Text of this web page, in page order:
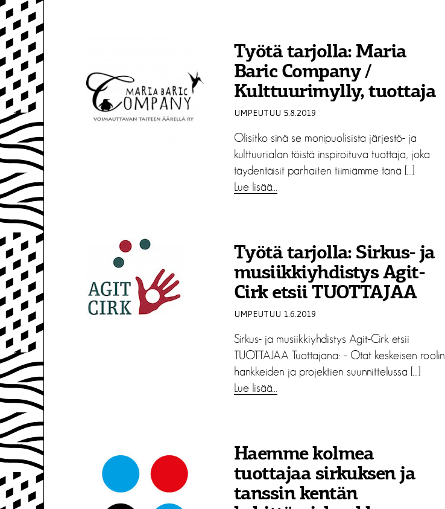
Työtä tarjolla: Maria
Baric Company /
Kulttuurimylly, tuottaja
UMPEUTUU 5.8.2019
Olisitko sinä se monipuolisista järjestö- ja
kulttuurialan töistä inspiroituva tuottaja, joka
täydentäisit parhaiten tiimiämme tänä […]
Lue lisää…
Työtä tarjolla: Sirkus- ja
musiikkiyhdistys Agit-
Cirk etsii TUOTTAJAA
UMPEUTUU 1.6.2019
Sirkus- ja musiikkiyhdistys Agit-Cirk etsii
TUOTTAJAA Tuottajana: – Otat keskeisen roolin
hankkeiden ja projektien suunnittelussa […]
Lue lisää…
Haemme kolmea
tuottajaa sirkuksen ja
tanssin kentän